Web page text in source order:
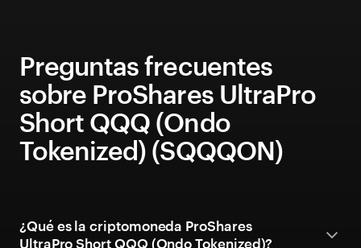
Preguntas frecuentes
sobre ProShares UltraPro
Short QQQ (Ondo
Tokenized) (SQQQON)
¿Qué es la criptomoneda ProShares
UltraPro Short QQQ (Ondo Tokenized)?